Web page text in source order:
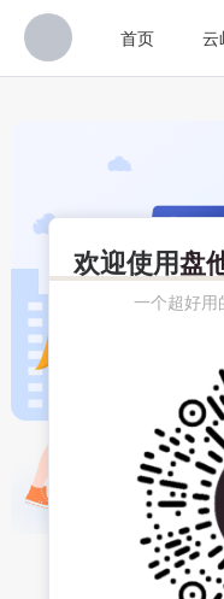
首页 云
欢迎使用盘
一个超好用